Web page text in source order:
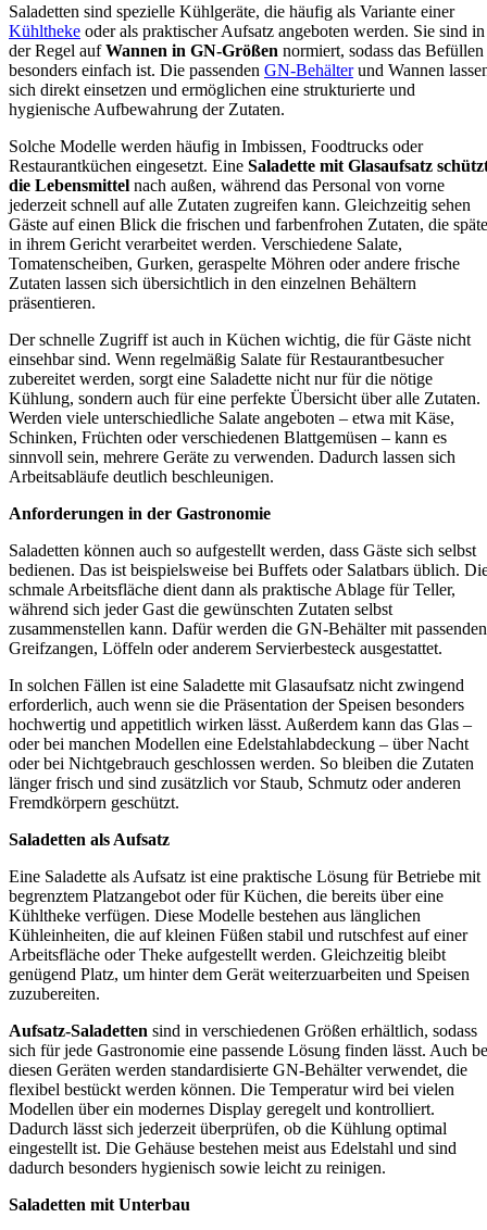
Saladetten sind spezielle Kühlgeräte, die häufig als Variante einer
Kühltheke oder als praktischer Aufsatz angeboten werden. Sie sind in
der Regel aufWannen in GN-Größen normiert, sodass das Befüllen
besonders einfach ist. Die passenden GN-Behälterund Wannen
sich direkt einsetzen und ermöglichen eine strukturierte und
hygienische Aufbewahrung der Zutaten.
Solche Modelle werden häufig in Imbissen, Foodtrucks oder
Restaurantküchen eingesetzt. Eine Saladette mit Glasaufsatz
die Lebensmittel nach außen, während das Personal von vorne
jederzeit schnell auf alle Zutaten zugreifen kann. Gleichzeitig sehen
Gäste auf einen Blick die frischen und farbenfrohen Zutaten, die
in ihrem Gericht verarbeitet werden. Verschiedene Salate,
Tomatenscheiben, Gurken, geraspelte Möhren oder andere frische
Zutaten lassen sich übersichtlich in den einzelnen Behältern
präsentieren.
Der schnelle Zugriff ist auch in Küchen wichtig, die für Gäste nicht
einsehbar sind. Wenn regelmäßig Salate für Restaurantbesucher
zubereitet werden, sorgt eine Saladette nicht nur für die nötige
Kühlung, sondern auch für eine perfekte Übersicht über alle Zutaten.
Werden viele unterschiedliche Salate angeboten – etwa mit Käse,
Schinken, Früchten oder verschiedenen Blattgemüsen – kann es
sinnvoll sein, mehrere Geräte zu verwenden. Dadurch lassen sich
Arbeitsabläufe deutlich beschleunigen.
Anforderungen in der Gastronomie
Saladetten können auch so aufgestellt werden, dass Gäste sich selbst
bedienen. Das ist beispielsweise bei Buffets oder Salatbars üblich.
schmale Arbeitsfläche dient dann als praktische Ablage für Teller,
während sich jeder Gast die gewünschten Zutaten selbst
zusammenstellen kann. Dafür werden die GN-Behälter mit passenden
Greifzangen, Löffeln oder anderem Servierbesteck ausgestattet.
In solchen Fällen ist eine Saladette mit Glasaufsatz nicht zwingend
erforderlich, auch wenn sie die Präsentation der Speisen besonders
hochwertig und appetitlich wirken lässt. Außerdem kann das Glas –
oder bei manchen Modellen eine Edelstahlabdeckung – über Nacht
oder bei Nichtgebrauch geschlossen werden. So bleiben die Zutaten
länger frisch und sind zusätzlich vor Staub, Schmutz oder anderen
Fremdkörpern geschützt.
Saladetten als Aufsatz
Eine Saladette als Aufsatz ist eine praktische Lösung für Betriebe mit
begrenztem Platzangebot oder für Küchen, die bereits über eine
Kühltheke verfügen. Diese Modelle bestehen aus länglichen
Kühleinheiten, die auf kleinen Füßen stabil und rutschfest auf einer
Arbeitsfläche oder Theke aufgestellt werden. Gleichzeitig bleibt
genügend Platz, um hinter dem Gerät weiterzuarbeiten und Speisen
zuzubereiten.
Aufsatz-Saladetten sind in verschiedenen Größen erhältlich, sodass
sich für jede Gastronomie eine passende Lösung finden lässt. Auch
diesen Geräten werden standardisierte GN-Behälter verwendet, die
flexibel bestückt werden können. Die Temperatur wird bei vielen
Modellen über ein modernes Display geregelt und kontrolliert.
Dadurch lässt sich jederzeit überprüfen, ob die Kühlung optimal
eingestellt ist. Die Gehäuse bestehen meist aus Edelstahl und sind
dadurch besonders hygienisch sowie leicht zu reinigen.
Saladetten mit Unterbau